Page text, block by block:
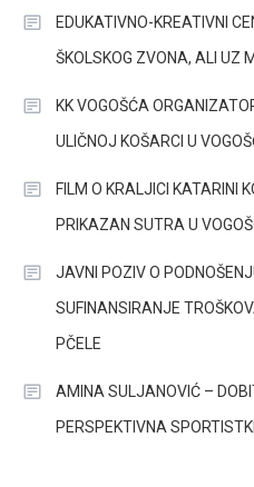
EDUKATIVNO-KREATIVNI
ŠKOLSKOG ZVONA, ALI UZ
KK VOGOŠĆA
ULIČNOJ KOŠARCI U
FILM O KRALJICI KATARINI
PRIKAZAN SUTRA U
JAVNI POZIV O
SUFINANSIRANJE
PČELE
AMINA SULJANOVIĆ –
PERSPEKTIVNA